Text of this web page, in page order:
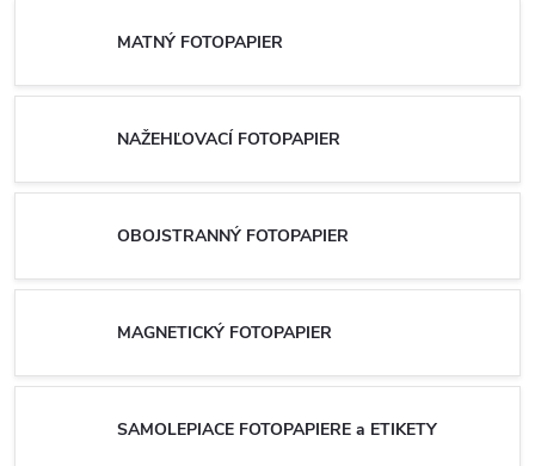
MATNÝ FOTOPAPIER
NAŽEHĽOVACÍ FOTOPAPIER
OBOJSTRANNÝ FOTOPAPIER
MAGNETICKÝ FOTOPAPIER
SAMOLEPIACE FOTOPAPIERE a ETIKETY